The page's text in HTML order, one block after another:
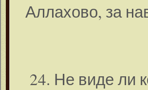
Аллахово, за
24. Не виде ли